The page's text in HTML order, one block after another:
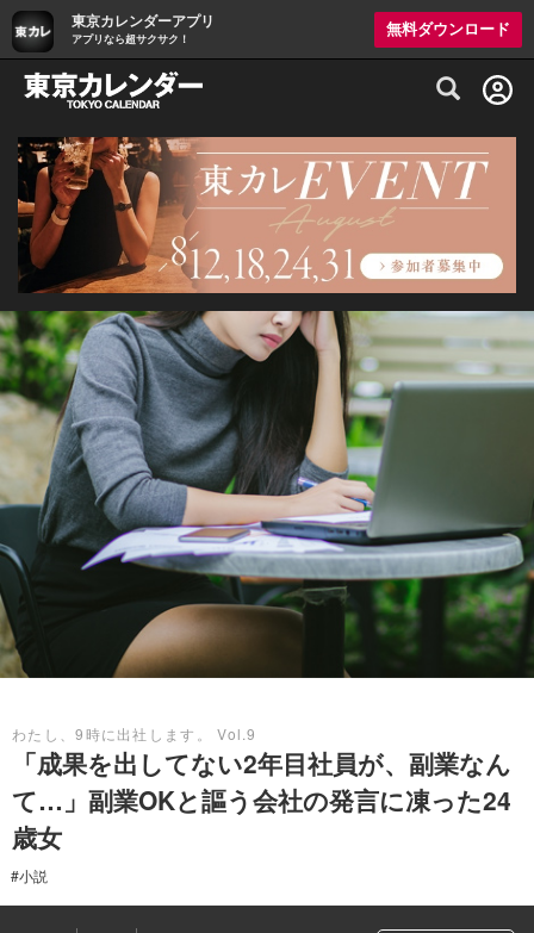
東京カレンダーアプリ
アプリなら超サクサク！
無料ダウンロード
グルメ情報・プレミアムレストラン予約
わたし、9時に出社します。 Vol.9
「成果を出してない2年目社員が、副業なん
て…」副業OKと謳う会社の発言に凍った24
歳女
#小説